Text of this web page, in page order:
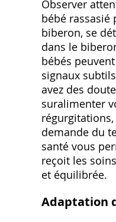
Observer
bébé
biberon, se
dans le
bébés
signaux
avez des
suralimenter
demande du
santé vous
reçoit les
et équilibrée.
Adaptation